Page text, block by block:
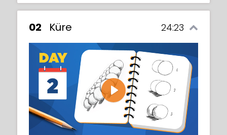
02 Küre 24:23
Play